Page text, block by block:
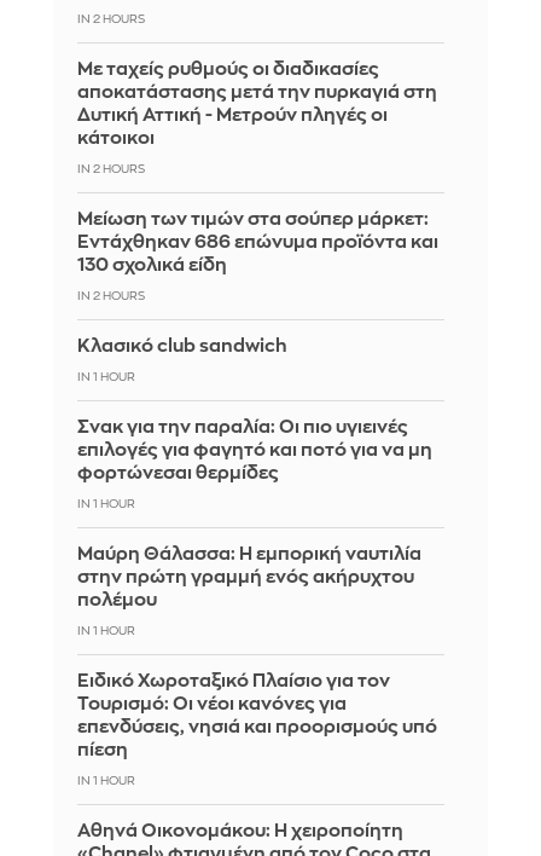
IN 2 HOURS
Με ταχείς ρυθμούς οι διαδικασίες
αποκατάστασης μετά την πυρκαγιά στη
Δυτική Αττική - Μετρούν πληγές οι
κάτοικοι
IN 2 HOURS
Μείωση των τιμών στα σούπερ μάρκετ:
Εντάχθηκαν 686 επώνυμα προϊόντα και
130 σχολικά είδη
IN 2 HOURS
Κλασικό club sandwich
IN 1 HOUR
Σνακ για την παραλία: Οι πιο υγιεινές
επιλογές για φαγητό και ποτό για να μη
φορτώνεσαι θερμίδες
IN 1 HOUR
Μαύρη Θάλασσα: Η εμπορική ναυτιλία
στην πρώτη γραμμή ενός ακήρυχτου
πολέμου
IN 1 HOUR
Ειδικό Χωροταξικό Πλαίσιο για τον
Τουρισμό: Οι νέοι κανόνες για
επενδύσεις, νησιά και προορισμούς υπό
πίεση
IN 1 HOUR
Αθηνά Οικονομάκου: Η χειροποίητη